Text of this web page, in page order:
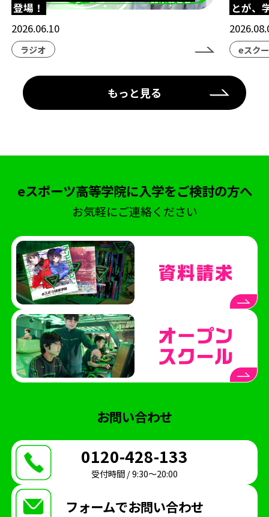
登場！
2026.06.10
ラジオ
とが、
eスク
もっと見る
eスポーツ高等学院に入学をご検討の方へ
お気軽にご連絡ください
お問い合わせ
0120-428-133
受付時間 / 9:30〜20:00
フォームでお問い合わせ